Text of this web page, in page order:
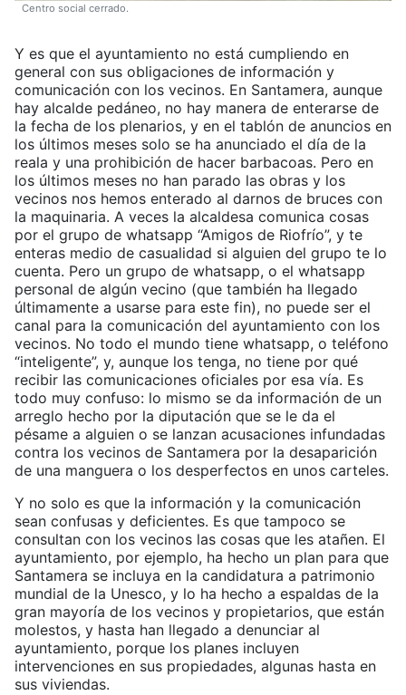
Centro social cerrado.
Y es que el ayuntamiento no está cumpliendo en
general con sus obligaciones de información y
comunicación con los vecinos. En Santamera, aunque
hay alcalde pedáneo, no hay manera de enterarse de
la fecha de los plenarios, y en el tablón de anuncios en
los últimos meses solo se ha anunciado el día de la
reala y una prohibición de hacer barbacoas. Pero en
los últimos meses no han parado las obras y los
vecinos nos hemos enterado al darnos de bruces con
la maquinaria. A veces la alcaldesa comunica cosas
por el grupo de whatsapp “Amigos de Riofrío”, y te
enteras medio de casualidad si alguien del grupo te lo
cuenta. Pero un grupo de whatsapp, o el whatsapp
personal de algún vecino (que también ha llegado
últimamente a usarse para este fin), no puede ser el
canal para la comunicación del ayuntamiento con los
vecinos. No todo el mundo tiene whatsapp, o teléfono
“inteligente”, y, aunque los tenga, no tiene por qué
recibir las comunicaciones oficiales por esa vía. Es
todo muy confuso: lo mismo se da información de un
arreglo hecho por la diputación que se le da el
pésame a alguien o se lanzan acusaciones infundadas
contra los vecinos de Santamera por la desaparición
de una manguera o los desperfectos en unos carteles.
Y no solo es que la información y la comunicación
sean confusas y deficientes. Es que tampoco se
consultan con los vecinos las cosas que les atañen. El
ayuntamiento, por ejemplo, ha hecho un plan para que
Santamera se incluya en la candidatura a patrimonio
mundial de la Unesco, y lo ha hecho a espaldas de la
gran mayoría de los vecinos y propietarios, que están
molestos, y hasta han llegado a denunciar al
ayuntamiento, porque los planes incluyen
intervenciones en sus propiedades, algunas hasta en
sus viviendas.